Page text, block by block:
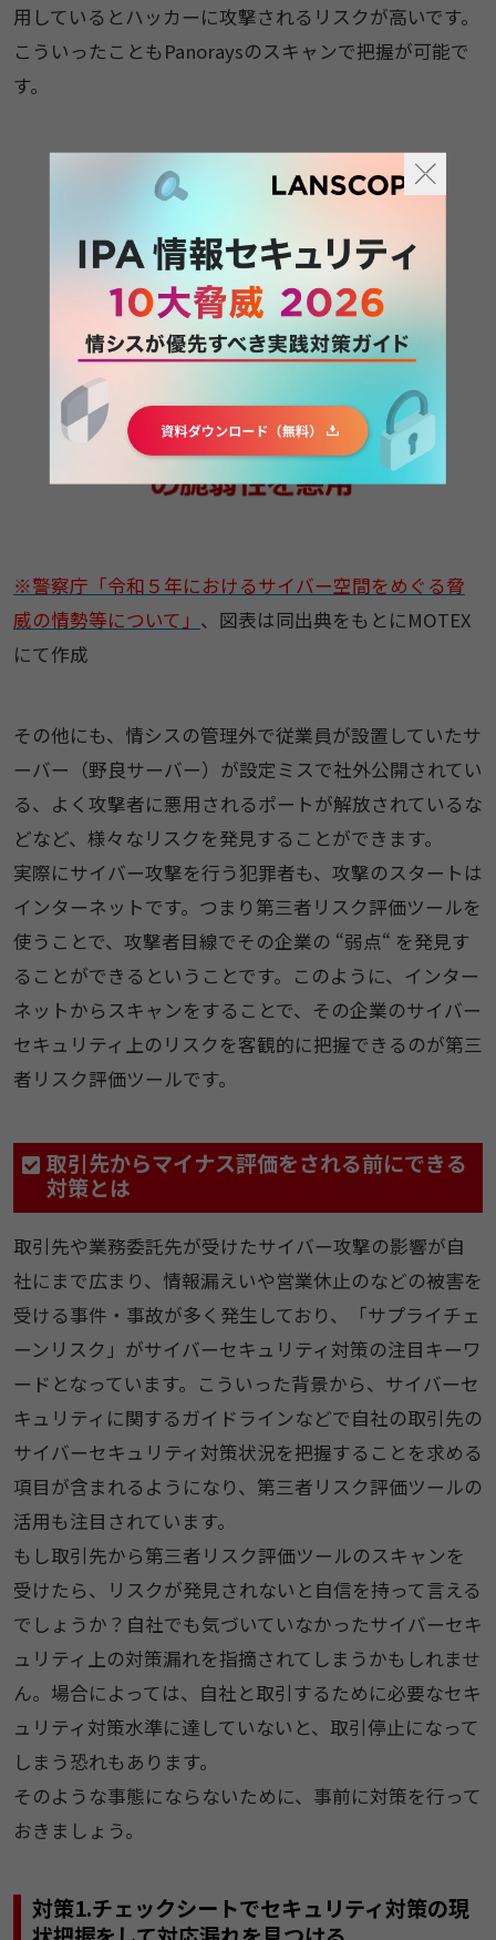
用しているとハッカーに攻撃されるリスクが高いです。
こういったこともPanoraysのスキャンで把握が可能で
す。
※警察庁「令和５年におけるサイバー空間をめぐる脅
威の情勢等について」 、図表は同出典をもとにMOTEX
にて作成
その他にも、情シスの管理外で従業員が設置していたサ
ーバー（野良サーバー）が設定ミスで社外公開されてい
る、よく攻撃者に悪用されるポートが解放されているな
どなど、様々なリスクを発見することができます。
実際にサイバー攻撃を行う犯罪者も、攻撃のスタートは
インターネットです。つまり第三者リスク評価ツールを
使うことで、攻撃者目線でその企業の “弱点“ を発見す
ることができるということです。このように、インター
ネットからスキャンをすることで、その企業のサイバー
セキュリティ上のリスクを客観的に把握できるのが第三
者リスク評価ツールです。
取引先からマイナス評価をされる前にできる
対策とは
取引先や業務委託先が受けたサイバー攻撃の影響が自
社にまで広まり、情報漏えいや営業休止のなどの被害を
受ける事件・事故が多く発生しており、「サプライチェ
ーンリスク」がサイバーセキュリティ対策の注目キーワ
ードとなっています。こういった背景から、サイバーセ
キュリティに関するガイドラインなどで自社の取引先の
サイバーセキュリティ対策状況を把握することを求める
項目が含まれるようになり、第三者リスク評価ツールの
活用も注目されています。
もし取引先から第三者リスク評価ツールのスキャンを
受けたら、リスクが発見されないと自信を持って言える
でしょうか？自社でも気づいていなかったサイバーセキ
ュリティ上の対策漏れを指摘されてしまうかもしれませ
ん。場合によっては、自社と取引するために必要なセキ
ュリティ対策水準に達していないと、取引停止になって
しまう恐れもあります。
そのような事態にならないために、事前に対策を行って
おきましょう。
対策1.チェックシートでセキュリティ対策の現